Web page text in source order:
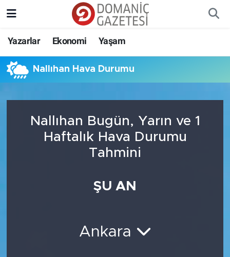
Yazarlar Ekonomi Yaşam
Nallıhan Hava Durumu
Nallıhan Bugün, Yarın ve 1
Haftalık Hava Durumu
Tahmini
ŞU AN
Ankara